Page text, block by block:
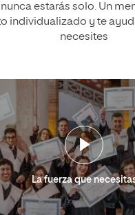
nunca estarás solo. Un
individualizado y te
necesites
La fuerza que